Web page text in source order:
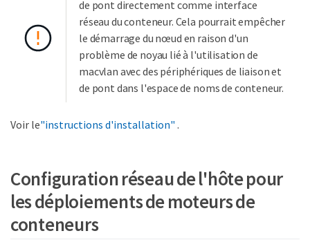
de pont directement comme interface
réseau du conteneur. Cela pourrait empêcher
le démarrage du nœud en raison d'un
problème de noyau lié à l'utilisation de
macvlan avec des périphériques de liaison et
de pont dans l'espace de noms de conteneur.
Voir le"instructions d'installation" .
Configuration réseau de l'hôte pour
les déploiements de moteurs de
conteneurs